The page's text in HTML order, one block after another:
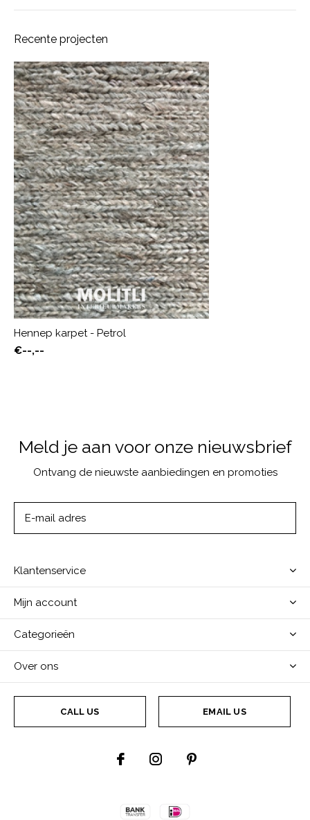
Recente projecten
Hennep karpet - Petrol
€--,--
Meld je aan voor onze nieuwsbrief
Ontvang de nieuwste aanbiedingen en promoties
Klantenservice
Mijn account
Categorieën
Over ons
CALL US EMAIL US